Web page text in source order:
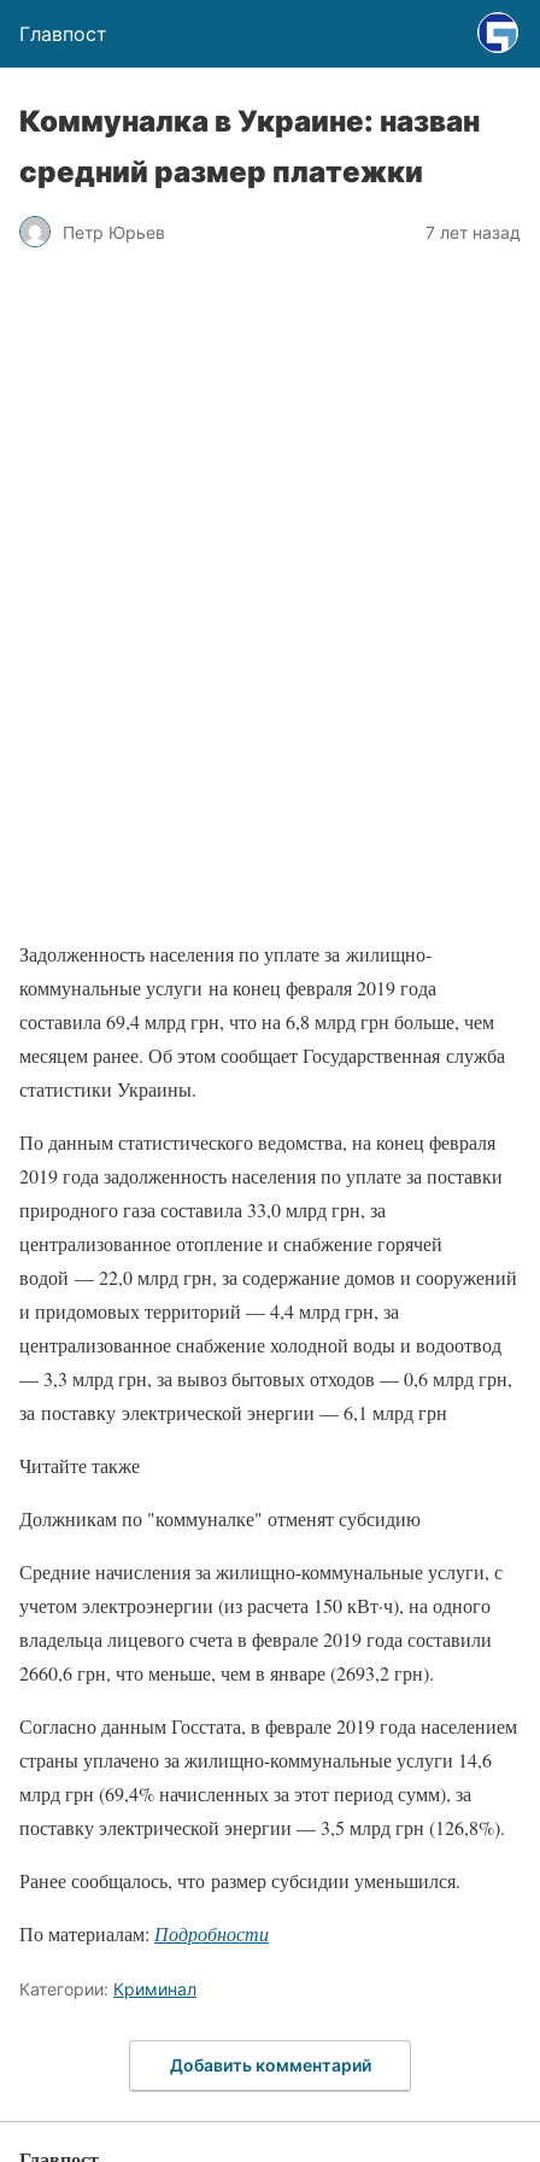
Главпост
Коммуналка в Украине: назван
средний размер платежки
Петр Юрьев 7 лет назад
Задолженность населения по уплате за жилищно-
коммунальные услуги на конец февраля 2019 года
составила 69,4 млрд грн, что на 6,8 млрд грн больше, чем
месяцем ранее. Об этом сообщает Государственная служба
статистики Украины.
По данным статистического ведомства, на конец февраля
2019 года задолженность населения по уплате за поставки
природного газа составила 33,0 млрд грн, за
централизованное отопление и снабжение горячей
водой — 22,0 млрд грн, за содержание домов и сооружений
и придомовых территорий — 4,4 млрд грн, за
централизованное снабжение холодной воды и водоотвод
— 3,3 млрд грн, за вывоз бытовых отходов — 0,6 млрд грн,
за поставку электрической энергии — 6,1 млрд грн
Читайте также
Должникам по "коммуналке" отменят субсидию
Средние начисления за жилищно-коммунальные услуги, с
учетом электроэнергии (из расчета 150 кВт·ч), на одного
владельца лицевого счета в феврале 2019 года составили
2660,6 грн, что меньше, чем в январе (2693,2 грн).
Согласно данным Госстата, в феврале 2019 года населением
страны уплачено за жилищно-коммунальные услуги 14,6
млрд грн (69,4% начисленных за этот период сумм), за
поставку электрической энергии — 3,5 млрд грн (126,8%).
Ранее сообщалось, что размер субсидии уменьшился.
По материалам: Подробности
Категории: Криминал
Добавить комментарий